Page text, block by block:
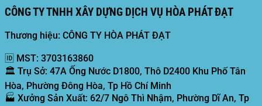
CÔNG TY TNHH XÂY DỰNG DỊCH VỤ HÒA PHÁT ĐẠT
Thương hiệu: CÔNG TY HÒA PHÁT ĐẠT
🆔 MST: 3703163860
🏛️ Trụ Sở: 47A Ống Nước D1800, Thô D2400 Khu Phố Tân
Hòa, Phường Đông Hòa, Tp Hồ Chí Minh
🏭 Xưởng Sản Xuất: 62/7 Ngô Thì Nhậm, Phường Dĩ An, Tp